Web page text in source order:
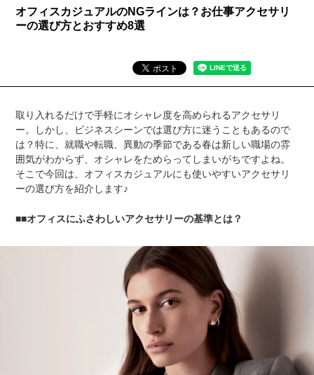
オフィスカジュアルのNGラインは？お仕事アクセサリ
ーの選び方とおすすめ8選
取り入れるだけで手軽にオシャレ度を高められるアクセサリ
ー。しかし、ビジネスシーンでは選び方に迷うこともあるので
は？特に、就職や転職、異動の季節である春は新しい職場の雰
囲気がわからず、オシャレをためらってしまいがちですよね。
そこで今回は、オフィスカジュアルにも使いやすいアクセサリ
ーの選び方を紹介します♪
■オフィスにふさわしいアクセサリーの基準とは？